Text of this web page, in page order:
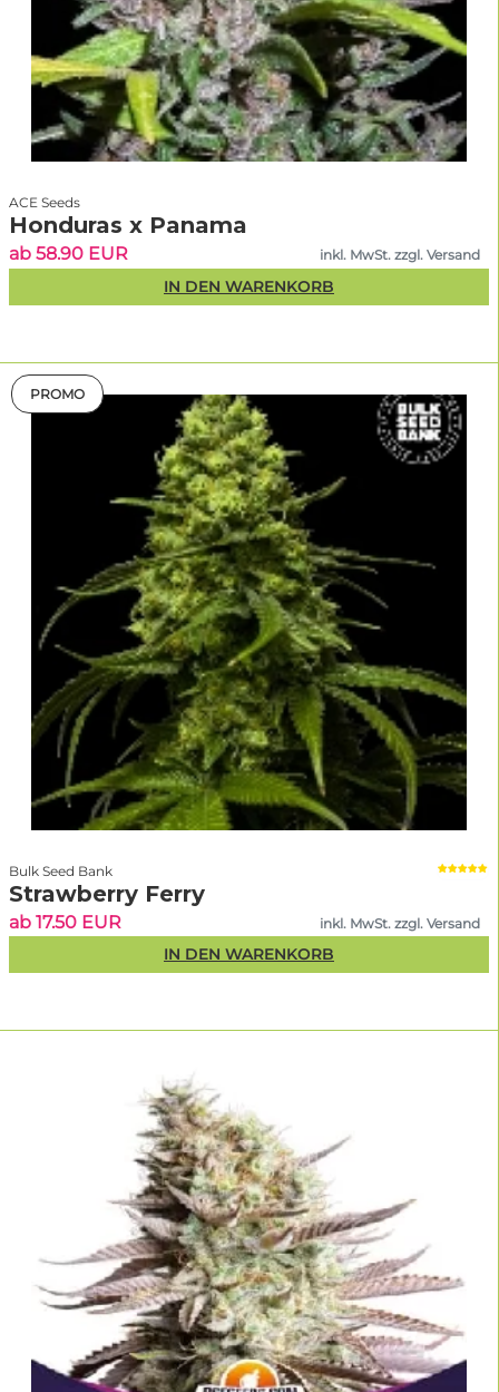
ACE Seeds
Honduras x Panama
ab 58.90 EUR inkl. MwSt. zzgl. Versand
IN DEN WARENKORB
PROMO
Bulk Seed Bank
Strawberry Ferry
ab 17.50 EUR inkl. MwSt. zzgl. Versand
IN DEN WARENKORB